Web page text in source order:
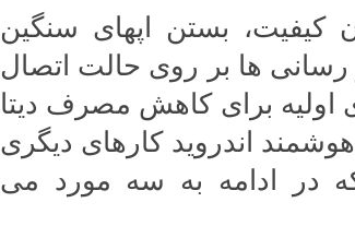
کیفیت، بستن اپهای سنگین
رسانی ها بر روی حالت اتصال
اولیه برای کاهش مصرف دیتا
اندروید کارهای دیگری
در ادامه به سه مورد می